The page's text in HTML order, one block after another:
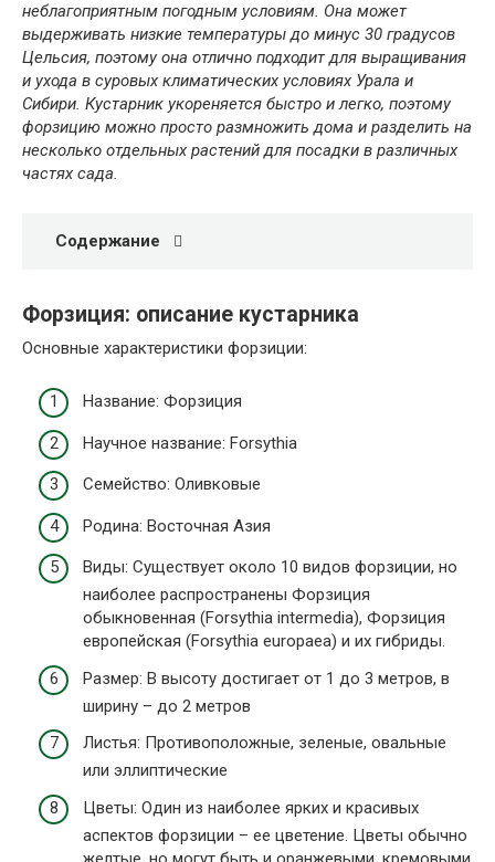
неблагоприятным погодным условиям. Она может
выдерживать низкие температуры до минус 30 градусов
Цельсия, поэтому она отлично подходит для выращивания
и ухода в суровых климатических условиях Урала и
Сибири. Кустарник укореняется быстро и легко, поэтому
форзицию можно просто размножить дома и разделить на
несколько отдельных растений для посадки в различных
частях сада.
Содержание
Форзиция: описание кустарника
Основные характеристики форзиции:
Название: Форзиция
Научное название: Forsythia
Семейство: Оливковые
Родина: Восточная Азия
Виды: Существует около 10 видов форзиции, но
наиболее распространены Форзиция
обыкновенная (Forsythia intermedia), Форзиция
европейская (Forsythia europaea) и их гибриды.
Размер: В высоту достигает от 1 до 3 метров, в
ширину – до 2 метров
Листья: Противоположные, зеленые, овальные
или эллиптические
Цветы: Один из наиболее ярких и красивых
аспектов форзиции – ее цветение. Цветы обычно